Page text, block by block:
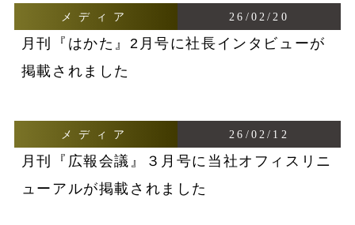
メディア 26/02/20
月刊『はかた』2月号に社長インタビューが
掲載されました
メディア 26/02/12
月刊『広報会議』３月号に当社オフィスリニ
ューアルが掲載されました